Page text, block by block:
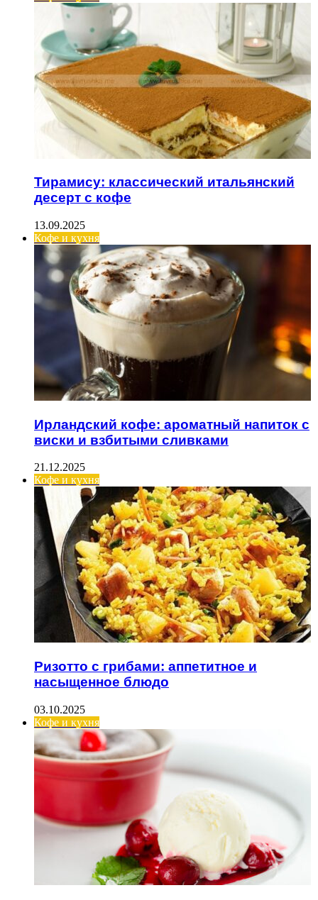
Тирамису: классический итальянский
десерт с кофе
13.09.2025
Кофе и кухня
Ирландский кофе: ароматный напиток с
виски и взбитыми сливками
21.12.2025
Кофе и кухня
Ризотто с грибами: аппетитное и
насыщенное блюдо
03.10.2025
Кофе и кухня